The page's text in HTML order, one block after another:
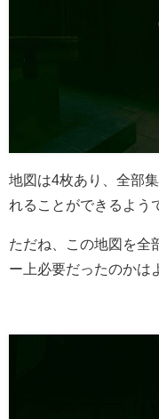
地図は4枚あり、全部
れることができるよう
ただね、この地図を全
ー上必要だったのかは